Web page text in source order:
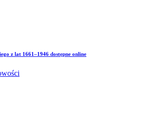
z lat 1661–1946 dostępne online